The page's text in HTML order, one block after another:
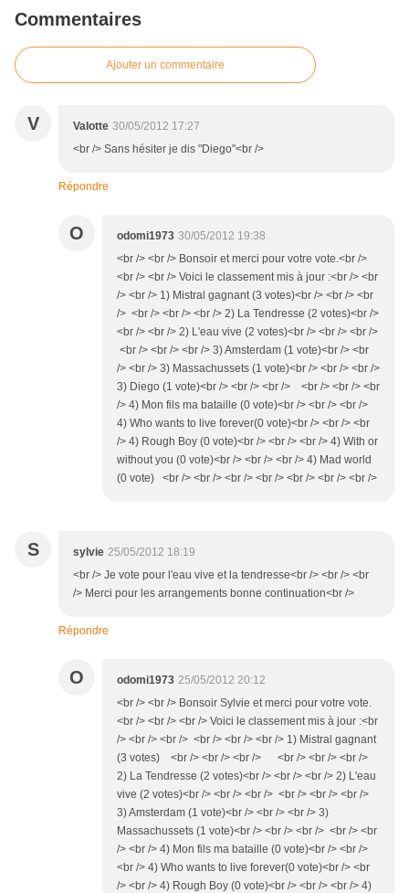
Commentaires
Ajouter un commentaire
V Valotte 30/05/2012 17:27
<br /> Sans hésiter je dis "Diego"<br />
Répondre
O odomi1973 30/05/2012 19:38
<br /> <br /> Bonsoir et merci pour votre vote.<br />
<br /> <br /> Voici le classement mis à jour :<br /> <br
/> <br /> 1) Mistral gagnant (3 votes)<br /> <br /> <br
/> <br /> <br /> <br /> 2) La Tendresse (2 votes)<br />
<br /> <br /> 2) L'eau vive (2 votes)<br /> <br /> <br />
<br /> <br /> <br /> 3) Amsterdam (1 vote)<br /> <br
/> <br /> 3) Massachussets (1 vote)<br /> <br /> <br />
3) Diego (1 vote)<br /> <br /> <br /> <br /> <br /> <br
/> 4) Mon fils ma bataille (0 vote)<br /> <br /> <br />
4) Who wants to live forever(0 vote)<br /> <br /> <br
/> 4) Rough Boy (0 vote)<br /> <br /> <br /> 4) With or
without you (0 vote)<br /> <br /> <br /> 4) Mad world
(0 vote) <br /> <br /> <br /> <br /> <br /> <br /> <br />
S sylvie 25/05/2012 18:19
<br /> Je vote pour l'eau vive et la tendresse<br /> <br /> <br
/> Merci pour les arrangements bonne continuation<br />
Répondre
O odomi1973 25/05/2012 20:12
<br /> <br /> Bonsoir Sylvie et merci pour votre vote.
<br /> <br /> <br /> Voici le classement mis à jour :<br
/> <br /> <br /> <br /> <br /> <br /> 1) Mistral gagnant
(3 votes) <br /> <br /> <br /> <br /> <br /> <br />
2) La Tendresse (2 votes)<br /> <br /> <br /> 2) L'eau
vive (2 votes)<br /> <br /> <br /> <br /> <br /> <br />
3) Amsterdam (1 vote)<br /> <br /> <br /> 3)
Massachussets (1 vote)<br /> <br /> <br /> <br /> <br
/> <br /> 4) Mon fils ma bataille (0 vote)<br /> <br />
<br /> 4) Who wants to live forever(0 vote)<br /> <br
/> <br /> 4) Rough Boy (0 vote)<br /> <br /> <br /> 4)